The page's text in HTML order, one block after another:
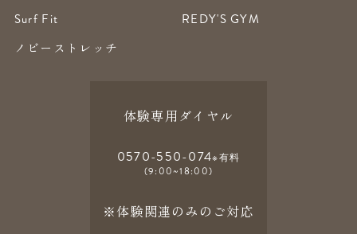
Surf Fit
REDY'S GYM
ノビーストレッチ
体験専用ダイヤル
0570-550-074※有料
(9:00~18:00)
※体験関連のみのご対応